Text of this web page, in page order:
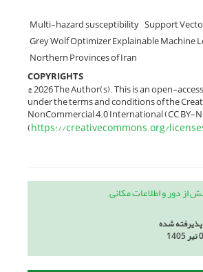
Multi-hazard susceptibility Support
Grey Wolf Optimizer Explainable Machine
Northern Provinces of Iran
COPYRIGHTS
© 2026 The Author(s). This is an open-
under the terms and conditions of the
NonCommercial 4.0 International (CC BY-
(https://creativecommons.org/
پذیرفته شده